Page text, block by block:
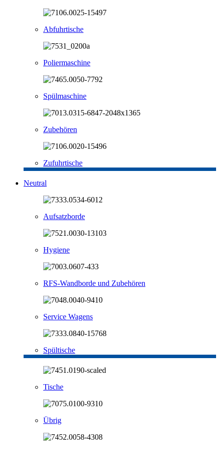
Abfuhrtische
Poliermaschine
Spülmaschine
Zubehören
Zufuhrtische
Neutral
Aufsatzborde
Hygiene
RFS-Wandborde und Zubehören
Service Wagens
Spültische
Tische
Übrig